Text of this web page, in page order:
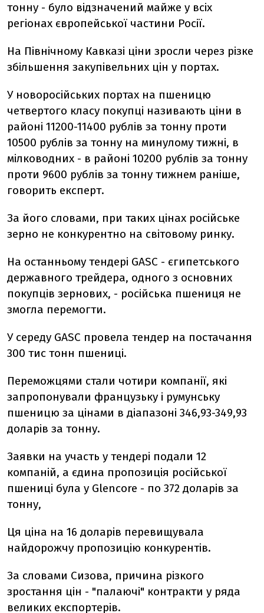
тонну - було відзначений майже у всіх
регіонах європейської частини Росії.
На Північному Кавказі ціни зросли через різке
збільшення закупівельних цін у портах.
У новоросійських портах на пшеницю
четвертого класу покупці називають ціни в
районі 11200-11400 рублів за тонну проти
10500 рублів за тонну на минулому тижні, в
мілководних - в районі 10200 рублів за тонну
проти 9600 рублів за тонну тижнем раніше,
говорить експерт.
За його словами, при таких цінах російське
зерно не конкурентно на світовому ринку.
На останньому тендері GASC - єгипетського
державного трейдера, одного з основних
покупців зернових, - російська пшениця не
змогла перемогти.
У середу GASC провела тендер на постачання
300 тис тонн пшениці.
Переможцями стали чотири компанії, які
запропонували французьку і румунську
пшеницю за цінами в діапазоні 346,93-349,93
доларів за тонну.
Заявки на участь у тендері подали 12
компаній, а єдина пропозиція російської
пшениці була у Glencore - по 372 доларів за
тонну,
Ця ціна на 16 доларів перевищувала
найдорожчу пропозицію конкурентів.
За словами Сизова, причина різкого
зростання цін - "палаючі" контракти у ряда
великих експортерів.